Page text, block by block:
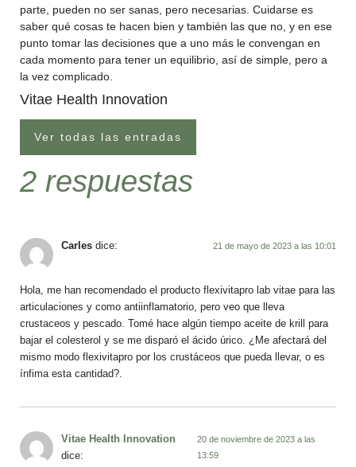
parte, pueden no ser sanas, pero necesarias. Cuidarse es
saber qué cosas te hacen bien y también las que no, y en ese
punto tomar las decisiones que a uno más le convengan en
cada momento para tener un equilibrio, así de simple, pero a
la vez complicado.
Vitae Health Innovation
Ver todas las entradas
2 respuestas
Carles dice: 21 de mayo de 2023 a las 10:01
Hola, me han recomendado el producto flexivitapro lab vitae para las
articulaciones y como antiinflamatorio, pero veo que lleva
crustaceos y pescado. Tomé hace algún tiempo aceite de krill para
bajar el colesterol y se me disparó el ácido úrico. ¿Me afectará del
mismo modo flexivitapro por los crustáceos que pueda llevar, o es
ínfima esta cantidad?.
Vitae Health Innovation
dice:
20 de noviembre de 2023 a las
13:59